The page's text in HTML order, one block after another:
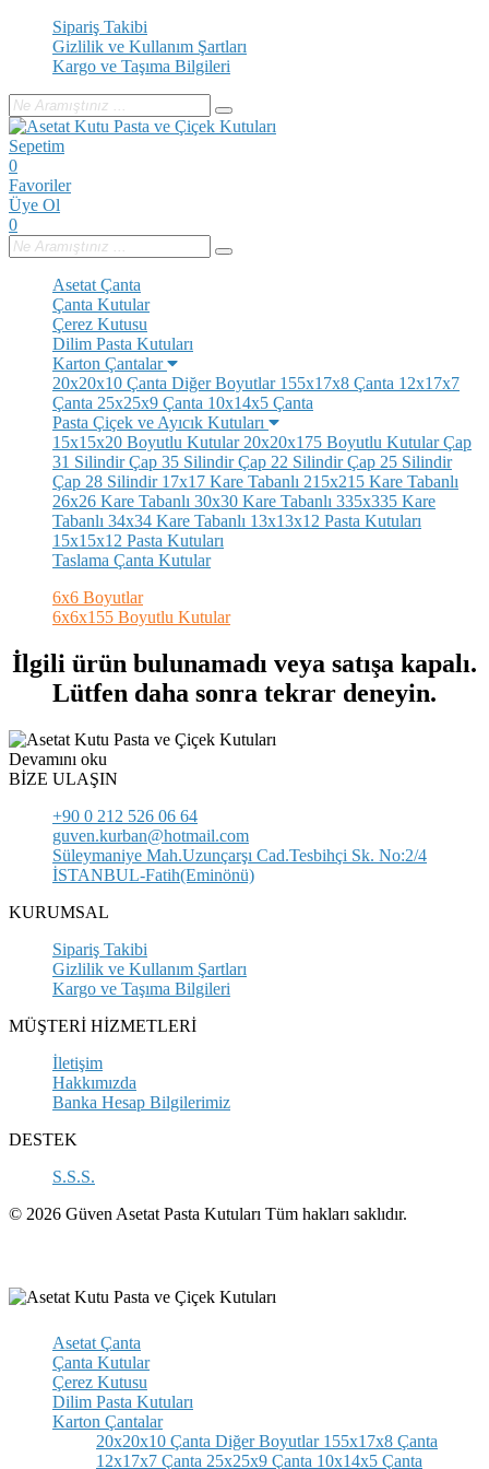
Sipariş Takibi
Gizlilik ve Kullanım Şartları
Kargo ve Taşıma Bilgileri
Sepetim
0
Favoriler
Üye Ol
0
Asetat Çanta
Çanta Kutular
Çerez Kutusu
Dilim Pasta Kutuları
Karton Çantalar
20x20x10 Çanta Diğer Boyutlar155x17x8 Çanta 12x17x7
Çanta 25x25x9 Çanta 10x14x5 Çanta
Pasta Çiçek ve Ayıcık Kutuları
15x15x20 Boyutlu Kutular20x20x175 Boyutlu KutularÇap
31 SilindirÇap 35 SilindirÇap 22 SilindirÇap 25 Silindir
Çap 28 Silindir17x17 Kare Tabanlı 215x215 Kare Tabanlı
26x26 Kare Tabanlı 30x30 Kare Tabanlı 335x335 Kare
Tabanlı 34x34 Kare Tabanlı 13x13x12 Pasta Kutuları
15x15x12 Pasta Kutuları
Taslama Çanta Kutular
6x6 Boyutlar
6x6x155 Boyutlu Kutular
İlgili ürün bulunamadı veya satışa kapalı.
Lütfen daha sonra tekrar deneyin.
Devamını oku
BİZE ULAŞIN
+90 0 212 526 06 64
guven.kurban@hotmail.com
Süleymaniye Mah.Uzunçarşı Cad.Tesbihçi Sk. No:2/4
İSTANBUL-Fatih(Eminönü)
KURUMSAL
Sipariş Takibi
Gizlilik ve Kullanım Şartları
Kargo ve Taşıma Bilgileri
MÜŞTERİ HİZMETLERİ
İletişim
Hakkımızda
Banka Hesap Bilgilerimiz
DESTEK
S.S.S.
© 2026 Güven Asetat Pasta Kutuları Tüm hakları saklıdır.
Asetat Çanta
Çanta Kutular
Çerez Kutusu
Dilim Pasta Kutuları
Karton Çantalar
20x20x10 Çanta Diğer Boyutlar155x17x8 Çanta
12x17x7 Çanta 25x25x9 Çanta 10x14x5 Çanta